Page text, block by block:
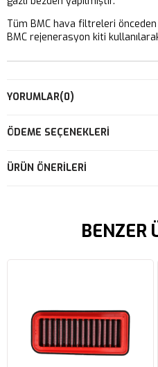
Tüm BMC hava filtreleri
BMC rejenerasyon kiti
YORUMLAR(0)
ÖDEME SEÇENEKLERI
ÜRÜN ÖNERILERI
BENZER